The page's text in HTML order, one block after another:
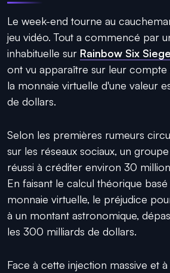
Le week-end tourne au
jeu vidéo. Tout a commencé par
inhabituelle sur Rainbow Six
ont vu apparaître sur leur compte
la monnaie virtuelle d'une valeur
de dollars.
Selon les premières rumeurs
sur les réseaux sociaux, un
réussi à créditer environ 30
En faisant le calcul théorique
monnaie virtuelle, le préjudice
à un montant astronomique,
les 300 milliards de dollars.
Face à cette injection massive et